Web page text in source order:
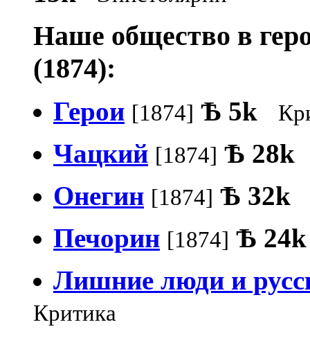
Наше общество в
(1874):
Герои [1874] Ѣ 5k
Чацкий [1874] Ѣ 28k
Онегин [1874] Ѣ 32k
Печорин [1874] Ѣ 24k
Лишние люди и
Критика